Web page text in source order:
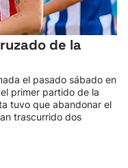
de la
el pasado sábado en
primer partido de la
tuvo que abandonar el
trascurrido dos